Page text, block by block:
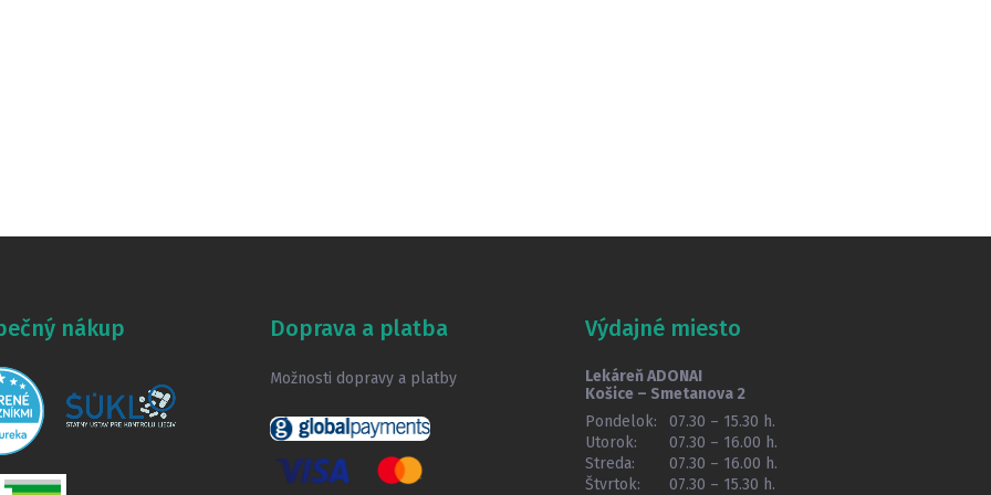
nákup Doprava a platba
Možnosti dopravy a platby
Výdajné miesto
Lekáreň ADONAI
Košice – Smetanova 2
Pondelok:
07.30 – 15.30 h.
Utorok:
07.30 – 16.00 h.
Streda:
07.30 – 16.00 h.
Štvrtok:
07.30 – 15.30 h.